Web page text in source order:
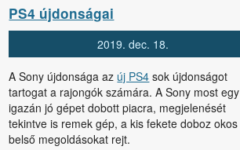
PS4 újdonságai
2019. dec. 18.
A Sony újdonsága az új PS4 sok újdonságot
tartogat a rajongók számára. A Sony most egy
igazán jó gépet dobott piacra, megjelenését
tekintve is remek gép, a kis fekete doboz okos
belső megoldásokat rejt.